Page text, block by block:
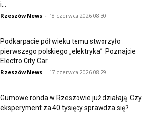
i...
Rzeszów News - 18 czerwca 2026 08:30
Podkarpacie pół wieku temu stworzyło
pierwszego polskiego „elektryka”. Poznajcie
Electro City Car
Rzeszów News - 17 czerwca 2026 08:29
Gumowe ronda w Rzeszowie już działają. Czy
eksperyment za 40 tysięcy sprawdza się?